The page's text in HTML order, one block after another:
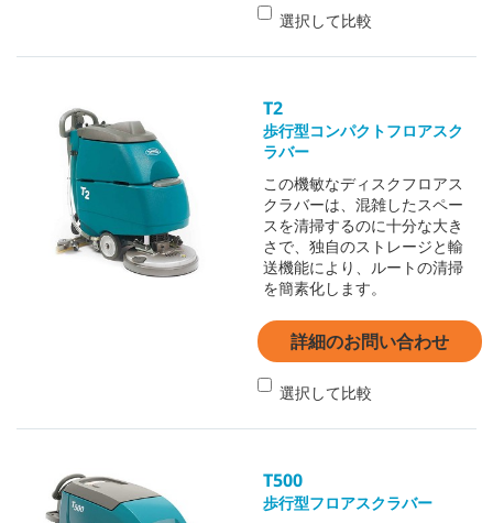
選択して比較
T2
歩行型コンパクトフロアスク
ラバー
この機敏なディスクフロアス
クラバーは、混雑したスペー
スを清掃するのに十分な大き
さで、独自のストレージと輸
送機能により、ルートの清掃
を簡素化します。
詳細のお問い合わせ
選択して比較
T500
歩行型フロアスクラバー